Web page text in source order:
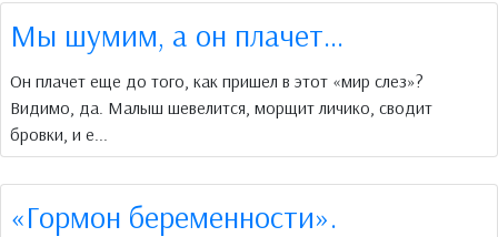
Мы шумим, а он плачет...
Он плачет еще до того, как пришел в этот «мир слез»?
Видимо, да. Малыш шевелится, морщит личико, сводит
бровки, и е...
«Гормон беременности».